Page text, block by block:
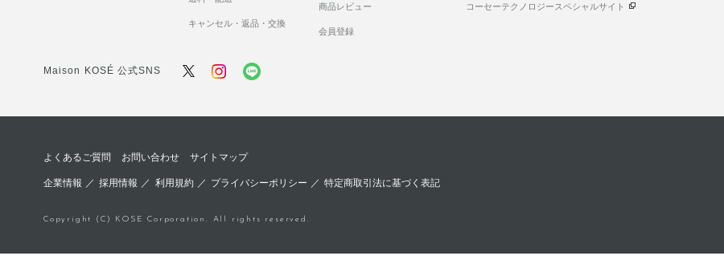
キャンセル・返品・交換
商品レビュー
会員登録
コーセーテクノロジースペシャルサイト
Maison KOSÉ 公式SNS
よくあるご質問 お問い合わせ サイトマップ
企業情報 ／採用情報 ／ 利用規約／ プライバシーポリシー ／ 特定商取引法に基づく表記
Copyright (C) KOSE Corporation. All rights reserved.